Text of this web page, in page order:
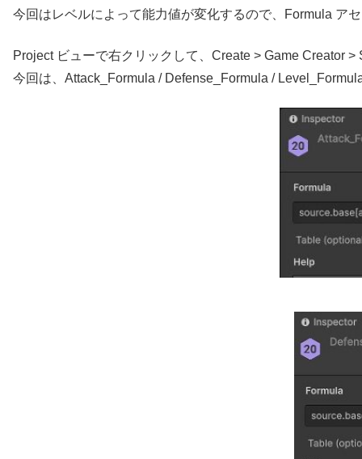
今回はレベルによって能力値が変化するので、Formula ア
Project ビューで右クリックして、Create > Game Creator
今回は、Attack_Formula / Defense_Formula /